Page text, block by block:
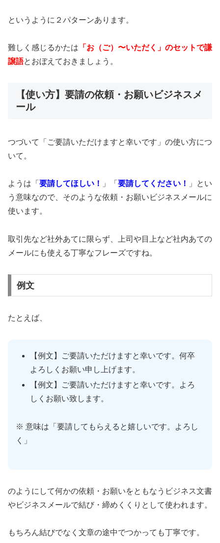
というように２パターンあります。
難しく感じるかたは 「お（ご）〜いただく」のセットで謙
譲語とおぼえておきましょう。
【使い方】要請の依頼・お願いビジネスメ
ール
つづいて「ご要請いただけますと幸いです」の使い方につ
いて。
ようは「 要請してほしい！ 」「 要請してください！
」とい
う意味なので、そのような依頼・お願いビジネスメールに
使います。
取引先など社外あてに限らず、上司や目上など社内あての
メールにも使える丁寧なフレーズですね。
例文
たとえば、
【例文】ご要請いただけますと幸いです。何卒
よろしくお願い申し上げます。
【例文】ご要請いただけますと幸いです。よろ
しくお願い致します。
※ 意味は「要請してもらえると嬉しいです。よろし
く」
のようにして何かの依頼・お願いをともなうビジネス文書
やビジネスメールで結び・締めくくりとして使われます。
もちろん結びでなく文章の途中でつかっても丁寧です。